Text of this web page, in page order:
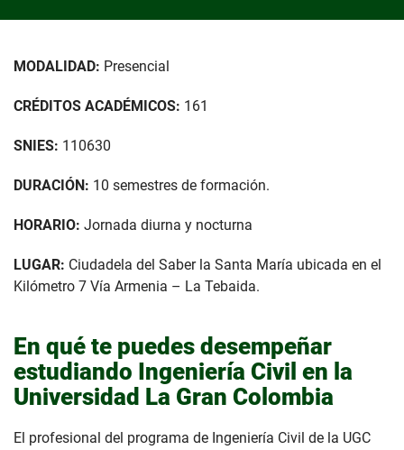
MODALIDAD: Presencial
CRÉDITOS ACADÉMICOS: 161
SNIES: 110630
DURACIÓN: 10 semestres de formación.
HORARIO: Jornada diurna y nocturna
LUGAR: Ciudadela del Saber la Santa María ubicada en el
Kilómetro 7 Vía Armenia – La Tebaida.
En qué te puedes desempeñar
estudiando Ingeniería Civil en la
Universidad La Gran Colombia
El profesional del programa de Ingeniería Civil de la UGC